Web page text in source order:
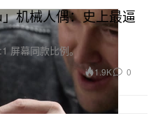
机械人偶：史上最逼
屏幕同款比例。
1.9K 0